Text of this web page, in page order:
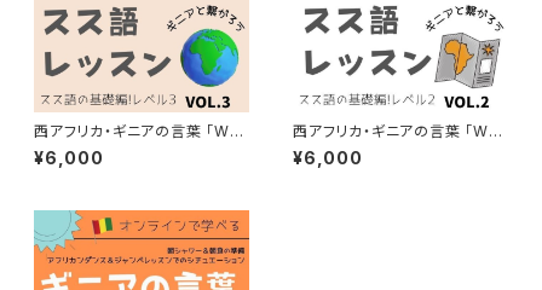
西アフリカ・ギニアの言葉 「WO
NTANARA スス語オンラインレ
ッスン 教材VOL.3 スス語基礎
¥6,000
西アフリカ・ギニアの言葉 「WO
NTANARA スス語オンラインレ
ッスン 教材VOL.2 スス語基礎
¥6,000